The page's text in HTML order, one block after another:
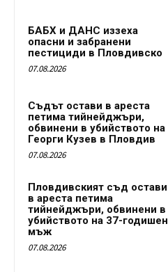
БАБХ и ДАНС иззеха
опасни и забранени
пестициди в Пловдивско
07.08.2026
Съдът остави в ареста
петима тийнейджъри,
обвинени в убийството на
Георги Кузев в Пловдив
07.08.2026
Пловдивският съд остави
в ареста петима
тийнейджъри, обвинени в
убийството на 37-годишен
мъж
07.08.2026